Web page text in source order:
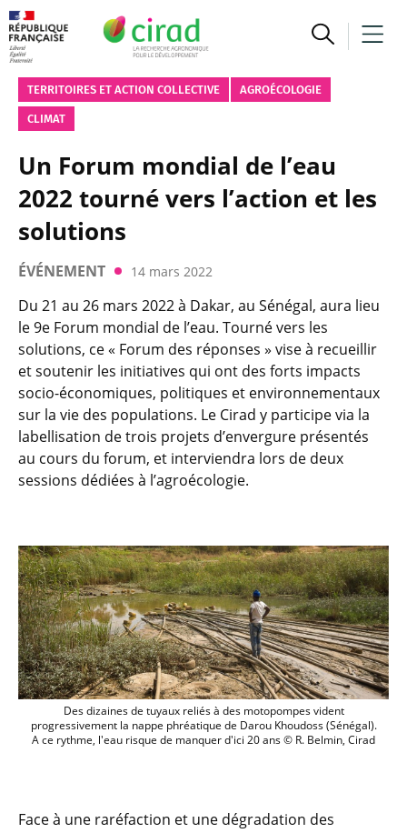
TERRITOIRES ET ACTION COLLECTIVE AGROÉCOLOGIE
CLIMAT
Un Forum mondial de l’eau
2022 tourné vers l’action et les
solutions
ÉVÉNEMENT 14 mars 2022
Du 21 au 26 mars 2022 à Dakar, au Sénégal, aura lieu
le 9e Forum mondial de l’eau. Tourné vers les
solutions, ce « Forum des réponses » vise à recueillir
et soutenir les initiatives qui ont des forts impacts
socio-économiques, politiques et environnementaux
sur la vie des populations. Le Cirad y participe via la
labellisation de trois projets d’envergure présentés
au cours du forum, et interviendra lors de deux
sessions dédiées à l’agroécologie.
Des dizaines de tuyaux reliés à des
Des dizaines de tuyaux reliés à des motopompes vident
progressivement la nappe phréatique de Darou Khoudoss (Sénégal).
A ce rythme, l'eau risque de manquer d'ici 20 ans © R. Belmin, Cirad
Face à une raréfaction et une dégradation des